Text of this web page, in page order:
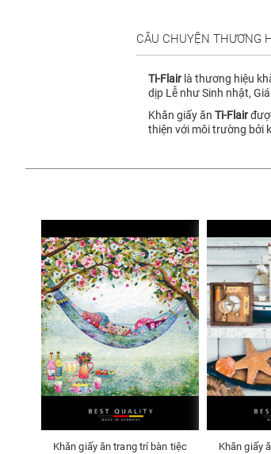
CÂU CHUYỆN THƯƠNG
Ti-Flair là thương hiệu
dịp Lễ như Sinh nhật,
Khăn giấy ăn Ti-Flair
thiện với môi trường bởi
Khăn giấy ăn trang trí bàn tiệc
Khăn giấy